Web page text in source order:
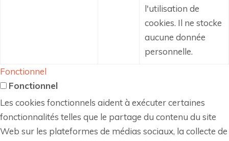
l'utilisation de
cookies. Il ne stocke
aucune donnée
personnelle.
Fonctionnel
Fonctionnel
Les cookies fonctionnels aident à exécuter certaines
fonctionnalités telles que le partage du contenu du site
Web sur les plateformes de médias sociaux, la collecte de